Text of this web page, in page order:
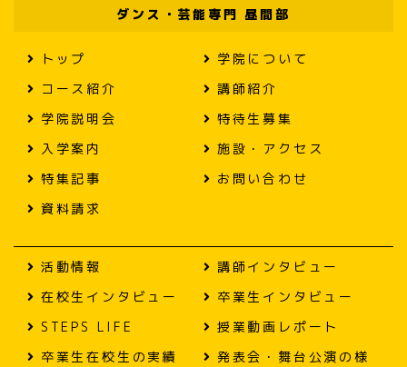
ダンス・芸能専門 昼間部
トップ
学院について
コース紹介
講師紹介
学院説明会
特待生募集
入学案内
施設・アクセス
特集記事
お問い合わせ
資料請求
活動情報
講師インタビュー
在校生インタビュー
卒業生インタビュー
STEPS LIFE
授業動画レポート
卒業生在校生の実績
発表会・舞台公演の様